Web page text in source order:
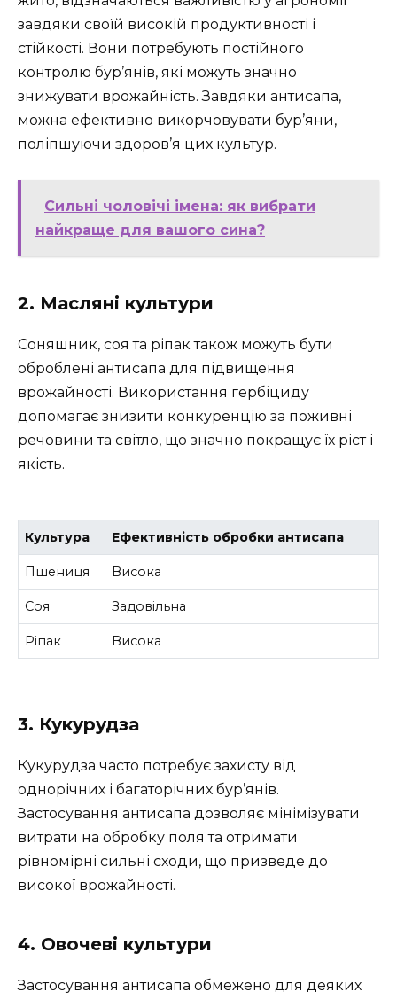
завдяки своїй високій продуктивності і
стійкості. Вони потребують постійного
контролю бур’янів, які можуть значно
знижувати врожайність. Завдяки антисапа,
можна ефективно викорчовувати бур’яни,
поліпшуючи здоров’я цих культур.
Сильні чоловічі імена: як вибрати
найкраще для вашого сина?
2. Масляні культури
Соняшник, соя та ріпак також можуть бути
оброблені антисапа для підвищення
врожайності. Використання гербіциду
допомагає знизити конкуренцію за поживні
речовини та світло, що значно покращує їх ріст і
якість.
Культура Ефективність обробки антисапа
Пшениця Висока
Соя Задовільна
Ріпак Висока
3. Кукурудза
Кукурудза часто потребує захисту від
однорічних і багаторічних бур’янів.
Застосування антисапа дозволяє мінімізувати
витрати на обробку поля та отримати
рівномірні сильні сходи, що призведе до
високої врожайності.
4. Овочеві культури
Застосування антисапа обмежено для деяких